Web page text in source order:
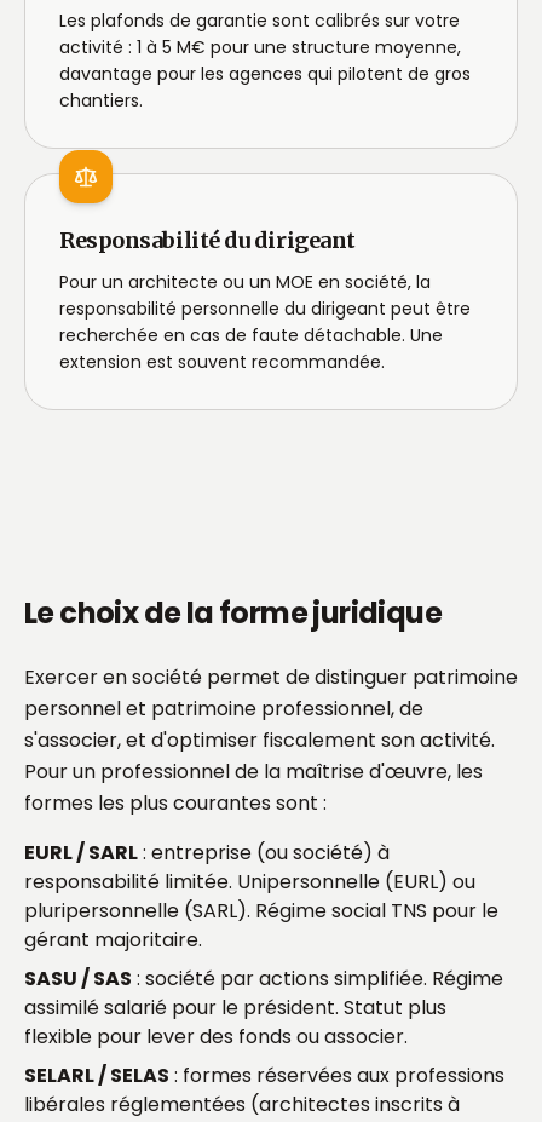
Les plafonds de garantie sont calibrés sur votre
activité : 1 à 5 M€ pour une structure moyenne,
davantage pour les agences qui pilotent de gros
chantiers.
Responsabilité du dirigeant
Pour un architecte ou un MOE en société, la
responsabilité personnelle du dirigeant peut être
recherchée en cas de faute détachable. Une
extension est souvent recommandée.
Le choix de la forme juridique
Exercer en société permet de distinguer patrimoine
personnel et patrimoine professionnel, de
s'associer, et d'optimiser fiscalement son activité.
Pour un professionnel de la maîtrise d'œuvre, les
formes les plus courantes sont :
EURL / SARL: entreprise (ou société) à
responsabilité limitée. Unipersonnelle (EURL) ou
pluripersonnelle (SARL). Régime social TNS pour le
gérant majoritaire.
SASU / SAS : société par actions simplifiée. Régime
assimilé salarié pour le président. Statut plus
flexible pour lever des fonds ou associer.
SELARL / SELAS : formes réservées aux professions
libérales réglementées (architectes inscrits à